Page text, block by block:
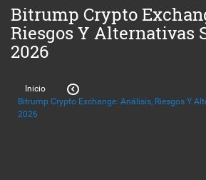
Bitrump Crypto
Riesgos Y Alternativas
2026
Inicio
Bitrump Crypto Exchange: Análisis, Riesgos Y
2026